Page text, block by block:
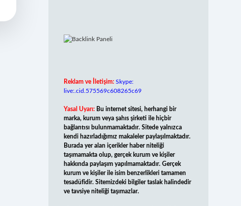
Reklam ve İletişim: Skype:
live:.cid.575569c608265c69
Yasal Uyarı: Bu internet sitesi, herhangi bir
marka, kurum veya şahıs şirketi ile hiçbir
bağlantısı bulunmamaktadır. Sitede yalnızca
kendi hazırladığımız makaleler paylaşılmaktadır.
Burada yer alan içerikler haber niteliği
taşımamakta olup, gerçek kurum ve kişiler
hakkında paylaşım yapılmamaktadır. Gerçek
kurum ve kişiler ile isim benzerlikleri tamamen
tesadüfidir. Sitemizdeki bilgiler taslak halindedir
ve tavsiye niteliği taşımazlar.